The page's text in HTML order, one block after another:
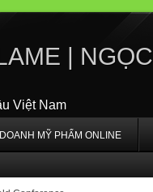
| NGỌC
Việt Nam
MỸ PHẨM ONLINE